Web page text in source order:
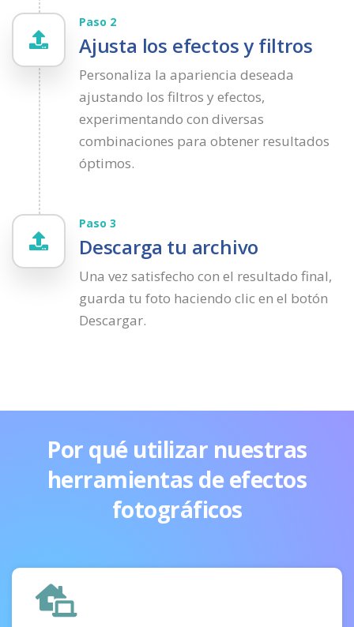
Paso 2
Ajusta los efectos y filtros
Personaliza la apariencia deseada
ajustando los filtros y efectos,
experimentando con diversas
combinaciones para obtener resultados
óptimos.
Paso 3
Descarga tu archivo
Una vez satisfecho con el resultado final,
guarda tu foto haciendo clic en el botón
Descargar.
Por qué utilizar nuestras
herramientas de efectos
fotográficos